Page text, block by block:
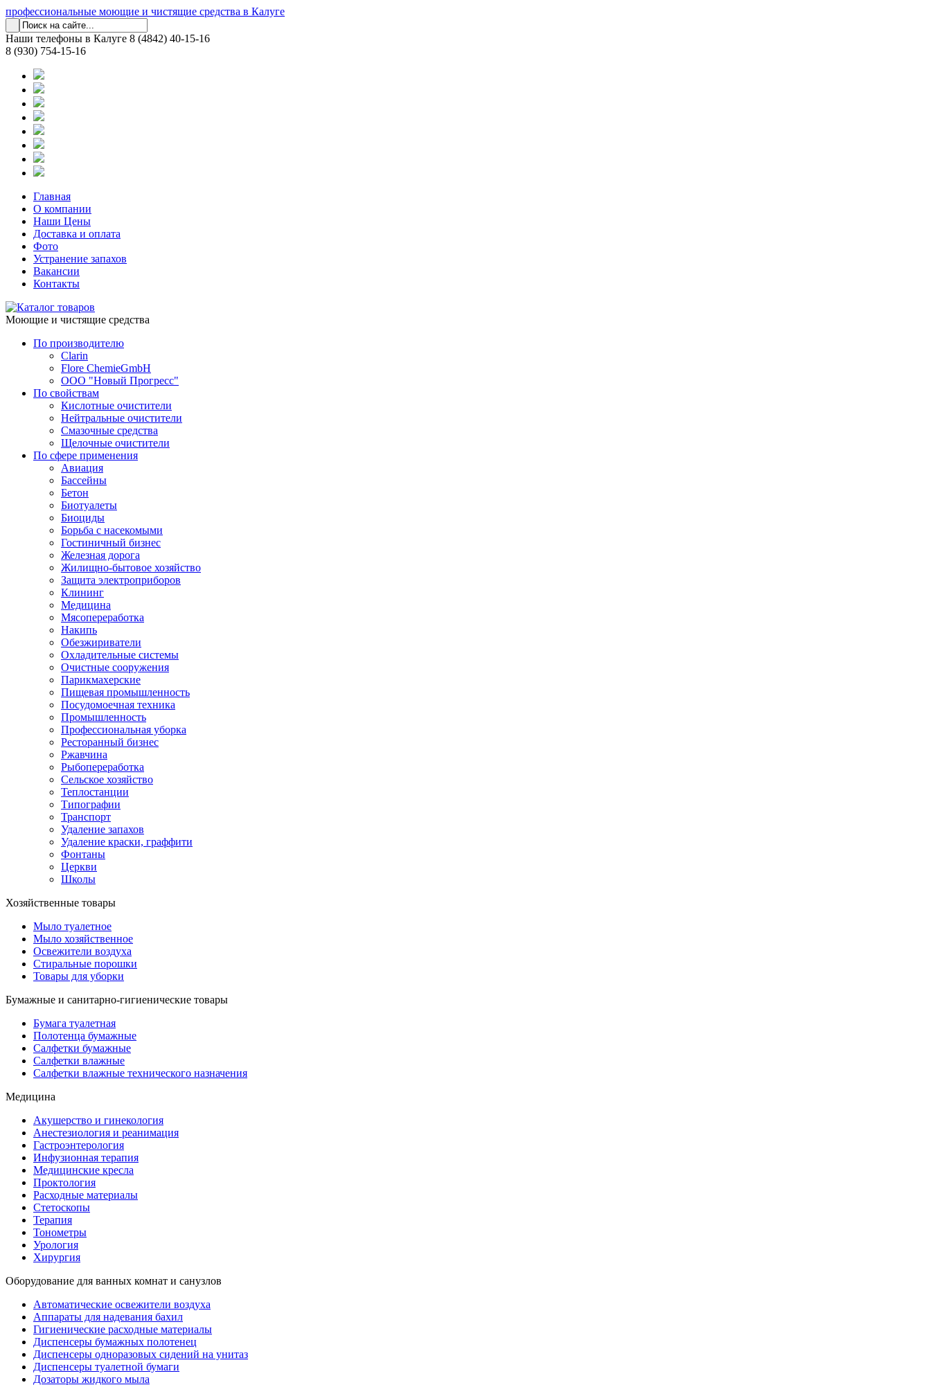
профессиональные моющие и чистящие средства в Калуге
Наши телефоны в Калуге 8 (4842) 40-15-16
8 (930) 754-15-16
Главная
О компании
Наши Цены
Доставка и оплата
Фото
Устранение запахов
Вакансии
Контакты
Моющие и чистящие средства
По производителю
Clarin
Flore ChemieGmbH
ООО "Новый Прогресс"
По свойствам
Кислотные очистители
Нейтральные очистители
Смазочные средства
Щелочные очистители
По сфере применения
Авиация
Бассейны
Бетон
Биотуалеты
Биоциды
Борьба с насекомыми
Гостиничный бизнес
Железная дорога
Жилищно-бытовое хозяйство
Защита электроприборов
Клининг
Медицина
Мясопереработка
Накипь
Обезжириватели
Охладительные системы
Очистные сооружения
Парикмахерские
Пищевая промышленность
Посудомоечная техника
Промышленность
Профессиональная уборка
Ресторанный бизнес
Ржавчина
Рыбопереработка
Сельское хозяйство
Теплостанции
Типографии
Транспорт
Удаление запахов
Удаление краски, граффити
Фонтаны
Церкви
Школы
Хозяйственные товары
Мыло туалетное
Мыло хозяйственное
Освежители воздуха
Стиральные порошки
Товары для уборки
Бумажные и санитарно-гигиенические товары
Бумага туалетная
Полотенца бумажные
Салфетки бумажные
Салфетки влажные
Салфетки влажные технического назначения
Медицина
Акушерство и гинекология
Анестезиология и реанимация
Гастроэнтерология
Инфузионная терапия
Медицинские кресла
Проктология
Расходные материалы
Стетоскопы
Терапия
Тонометры
Урология
Хирургия
Оборудование для ванных комнат и санузлов
Автоматические освежители воздуха
Аппараты для надевания бахил
Гигиенические расходные материалы
Диспенсеры бумажных полотенец
Диспенсеры одноразовых сидений на унитаз
Диспенсеры туалетной бумаги
Дозаторы жидкого мыла